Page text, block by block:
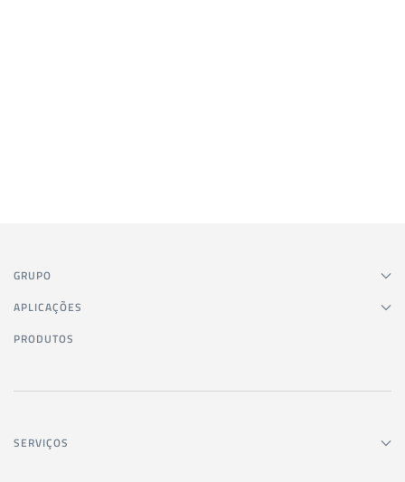
GRUPO
APLICAÇÕES
PRODUTOS
SERVIÇOS